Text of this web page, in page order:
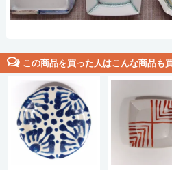
この商品を買った人はこんな商品も